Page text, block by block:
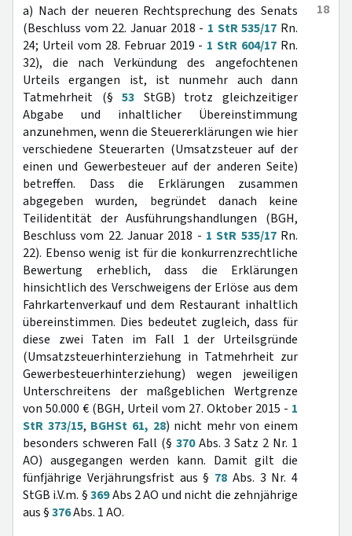
18
a) Nach der neueren Rechtsprechung des Senats
(Beschluss vom 22. Januar 2018 - 1 StR 535/17 Rn.
24; Urteil vom 28. Februar 2019 - 1 StR 604/17 Rn.
32), die nach Verkündung des angefochtenen
Urteils ergangen ist, ist nunmehr auch dann
Tatmehrheit (§53 StGB) trotz gleichzeitiger
Abgabe und inhaltlicher Übereinstimmung
anzunehmen, wenn die Steuererklärungen wie hier
verschiedene Steuerarten (Umsatzsteuer auf der
einen und Gewerbesteuer auf der anderen Seite)
betreffen. Dass die Erklärungen zusammen
abgegeben wurden, begründet danach keine
Teilidentität der Ausführungshandlungen (BGH,
Beschluss vom 22. Januar 2018 - 1 StR 535/17Rn.
22). Ebenso wenig ist für die konkurrenzrechtliche
Bewertung erheblich, dass die Erklärungen
hinsichtlich des Verschweigens der Erlöse aus dem
Fahrkartenverkauf und dem Restaurant inhaltlich
übereinstimmen. Dies bedeutet zugleich, dass für
diese zwei Taten im Fall 1 der Urteilsgründe
(Umsatzsteuerhinterziehung in Tatmehrheit zur
Gewerbesteuerhinterziehung) wegen jeweiligen
Unterschreitens der maßgeblichen Wertgrenze
von 50.000 € (BGH, Urteil vom 27. Oktober 2015 - 1
StR 373/15, BGHSt 61, 28) nicht mehr von einem
besonders schweren Fall (§ 370Abs. 3 Satz 2 Nr. 1
AO) ausgegangen werden kann. Damit gilt die
fünfjährige Verjährungsfrist aus § 78 Abs. 3 Nr. 4
StGB i.V.m. §369Abs 2 AO und nicht die zehnjährige
aus §376Abs. 1 AO.